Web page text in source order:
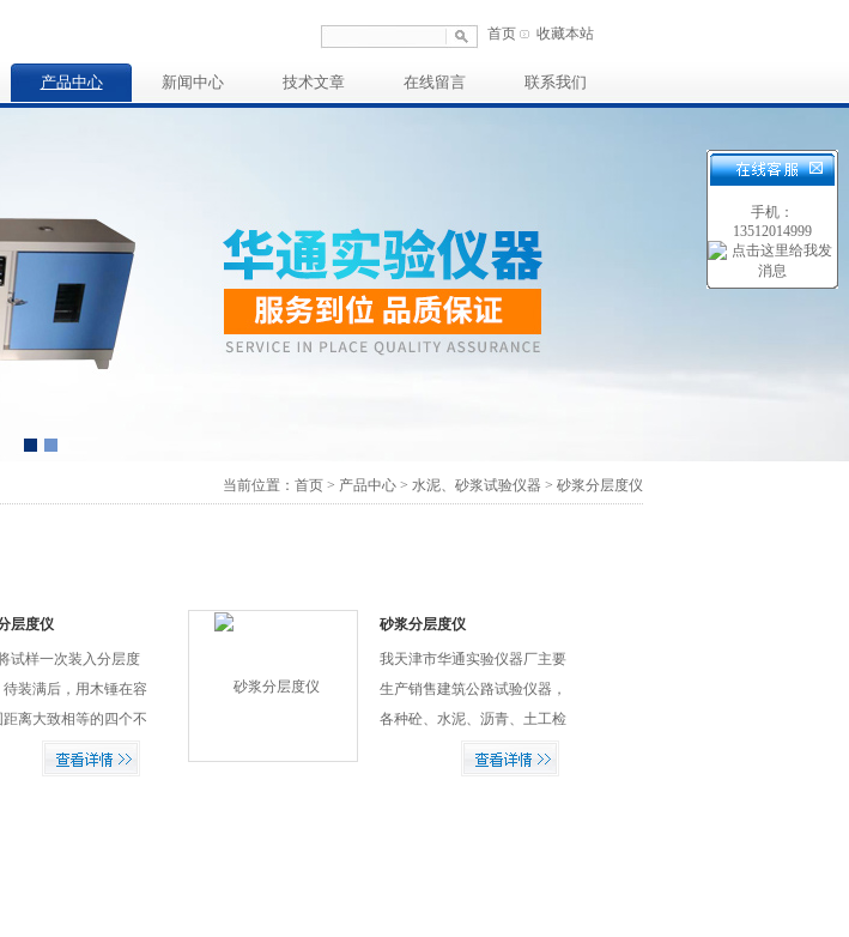
首页 收藏本站
产品中心 新闻中心 技术文章 在线留言 联系我们
当前位置： 首页 > 产品中心 > 水泥、砂浆试验仪器 > 砂浆分层度仪
层度仪
将试样一次装入分层度
待装满后，用木锤在容
距离大致相等的四个不
轻轻敲击1～2次，砂浆
砂浆分层度仪
我天津市华通实验仪器厂主要
生产销售建筑公路试验仪器，
各种砼、水泥、沥青、土工检
测仪器。可为各级检测中心，
手机：
13512014999